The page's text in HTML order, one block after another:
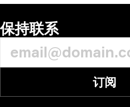
保持联系
订阅